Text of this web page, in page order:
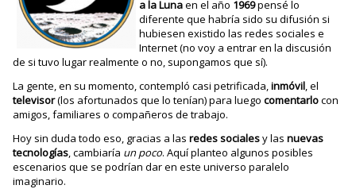
a la Lunaen el año 1969pensé lo
diferente que habría sido su difusión si
hubiesen existido las redes sociales e
Internet (no voy a entrar en la discusión
de si tuvo lugar realmente o no, supongamos que sí).
La gente, en su momento, contempló casi petrificada,inmóvil, el
televisor(los afortunados que lo tenían) para luegocomentarlocon
amigos, familiares o compañeros de trabajo.
Hoy sin duda todo eso, gracias a lasredes socialesy lasnuevas
tecnologías, cambiaría un poco. Aquí planteo algunos posibles
escenarios que se podrían dar en este universo paralelo
imaginario.